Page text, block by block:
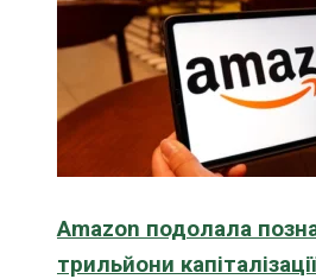
Amazon подолала
трильйони капіталізації